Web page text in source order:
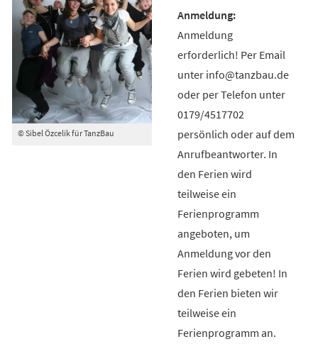
© Sibel Özcelik für TanzBau
Anmeldung
erforderlich! Per Email
unter info@tanzbau.de
oder per Telefon unter
0179/4517702
persönlich oder auf dem
Anrufbeantworter. In
den Ferien wird
teilweise ein
Ferienprogramm
angeboten, um
Anmeldung vor den
Ferien wird gebeten! In
den Ferien bieten wir
teilweise ein
Ferienprogramm an.